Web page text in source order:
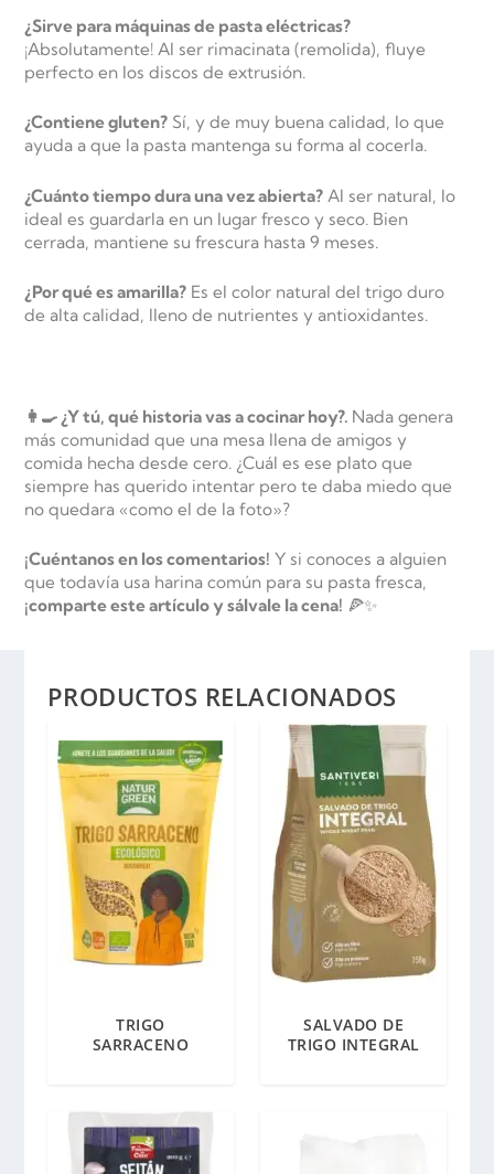
¿Sirve para máquinas de pasta eléctricas?
¡Absolutamente! Al ser rimacinata (remolida), fluye
perfecto en los discos de extrusión.
¿Contiene gluten? Sí, y de muy buena calidad, lo que
ayuda a que la pasta mantenga su forma al cocerla.
¿Cuánto tiempo dura una vez abierta? Al ser natural, lo
ideal es guardarla en un lugar fresco y seco. Bien
cerrada, mantiene su frescura hasta 9 meses.
¿Por qué es amarilla? Es el color natural del trigo duro
de alta calidad, lleno de nutrientes y antioxidantes.
👩‍🍳 ¿Y tú, qué historia vas a cocinar hoy?. Nada genera
más comunidad que una mesa llena de amigos y
comida hecha desde cero. ¿Cuál es ese plato que
siempre has querido intentar pero te daba miedo que
no quedara «como el de la foto»?
¡Cuéntanos en los comentarios! Y si conoces a alguien
que todavía usa harina común para su pasta fresca,
¡comparte este artículo y sálvale la cena! 🍕✨
PRODUCTOS RELACIONADOS
TRIGO
SARRACENO
SALVADO DE
TRIGO INTEGRAL